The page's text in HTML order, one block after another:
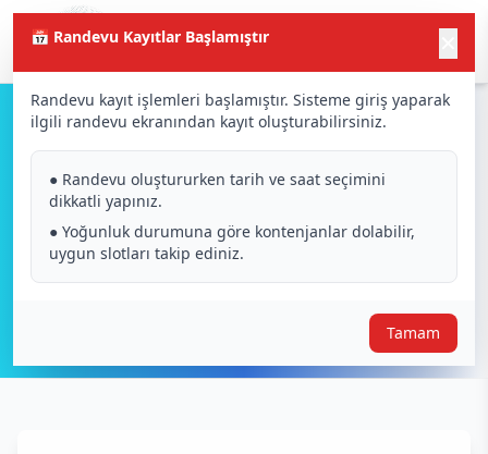
📅 Randevu Kayıtlar Başlamıştır
Randevu kayıt işlemleri başlamıştır. Sisteme giriş yaparak
ilgili randevu ekranından kayıt oluşturabilirsiniz.
● Randevu oluştururken tarih ve saat seçimini
dikkatli yapınız.
● Yoğunluk durumuna göre kontenjanlar dolabilir,
uygun slotları takip ediniz.
Tamam
Yarışma Bakan Onayı